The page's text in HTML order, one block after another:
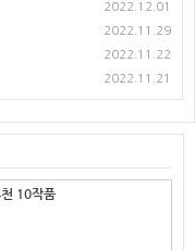
2022.12.01
2022.11.29
2022.11.22
2022.11.21
10작품